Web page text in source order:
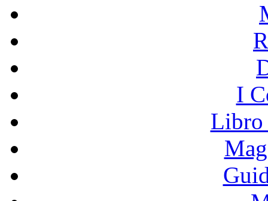
I
Libro